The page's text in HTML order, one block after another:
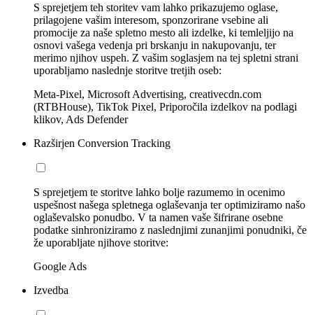
S sprejetjem teh storitev vam lahko prikazujemo oglase,
prilagojene vašim interesom, sponzorirane vsebine ali
promocije za naše spletno mesto ali izdelke, ki temleljijo na
osnovi vašega vedenja pri brskanju in nakupovanju, ter
merimo njihov uspeh. Z vašim soglasjem na tej spletni strani
uporabljamo naslednje storitve tretjih oseb:
Meta-Pixel, Microsoft Advertising, creativecdn.com
(RTBHouse), TikTok Pixel, Priporočila izdelkov na podlagi
klikov, Ads Defender
Razširjen Conversion Tracking
S sprejetjem te storitve lahko bolje razumemo in ocenimo
uspešnost našega spletnega oglaševanja ter optimiziramo našo
oglaševalsko ponudbo. V ta namen vaše šifrirane osebne
podatke sinhroniziramo z naslednjimi zunanjimi ponudniki, če
že uporabljate njihove storitve:
Google Ads
Izvedba